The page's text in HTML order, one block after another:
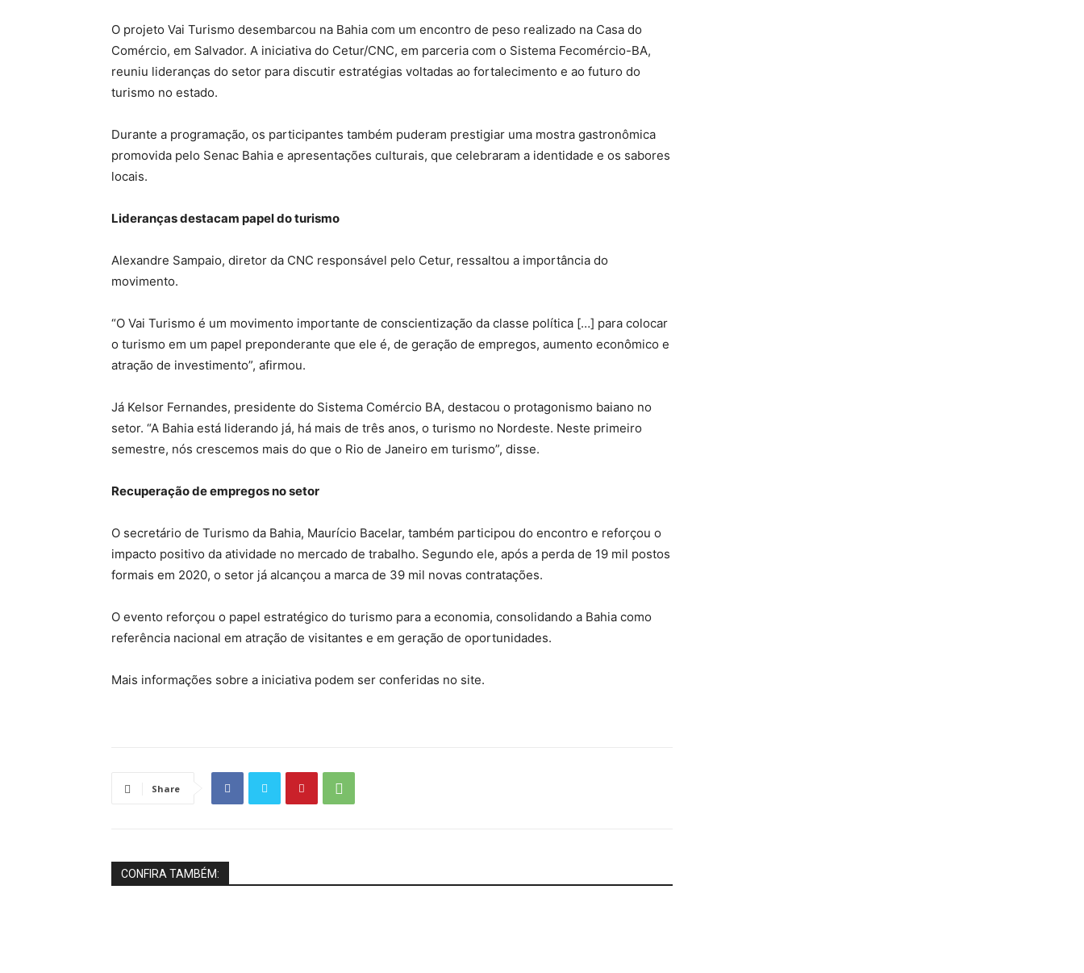
O projeto Vai Turismo desembarcou na Bahia com um encontro de peso realizado na Casa do
Comércio, em Salvador. A iniciativa do Cetur/CNC, em parceria com o Sistema Fecomércio-BA,
reuniu lideranças do setor para discutir estratégias voltadas ao fortalecimento e ao futuro do
turismo no estado.
Durante a programação, os participantes também puderam prestigiar uma mostra gastronômica
promovida pelo Senac Bahia e apresentações culturais, que celebraram a identidade e os sabores
locais.
Lideranças destacam papel do turismo
Alexandre Sampaio, diretor da CNC responsável pelo Cetur, ressaltou a importância do
movimento.
“O Vai Turismo é um movimento importante de conscientização da classe política […] para colocar
o turismo em um papel preponderante que ele é, de geração de empregos, aumento econômico e
atração de investimento”, afirmou.
Já Kelsor Fernandes, presidente do Sistema Comércio BA, destacou o protagonismo baiano no
setor. “A Bahia está liderando já, há mais de três anos, o turismo no Nordeste. Neste primeiro
semestre, nós crescemos mais do que o Rio de Janeiro em turismo”, disse.
Recuperação de empregos no setor
O secretário de Turismo da Bahia, Maurício Bacelar, também participou do encontro e reforçou o
impacto positivo da atividade no mercado de trabalho. Segundo ele, após a perda de 19 mil postos
formais em 2020, o setor já alcançou a marca de 39 mil novas contratações.
O evento reforçou o papel estratégico do turismo para a economia, consolidando a Bahia como
referência nacional em atração de visitantes e em geração de oportunidades.
Mais informações sobre a iniciativa podem ser conferidas no site.
Share
CONFIRA TAMBÉM: